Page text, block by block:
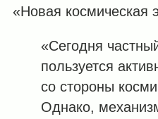
«Новая космическая
«Сегодня
пользуется
со стороны
Однако,